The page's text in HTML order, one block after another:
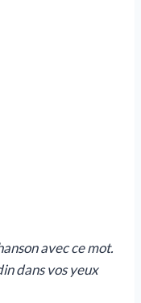
avec ce mot.
dans vos yeux